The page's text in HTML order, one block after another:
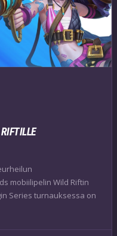
mobiilipelin Wild Riftin
Series turnauksessa on